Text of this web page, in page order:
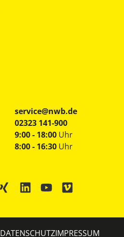
service@nwb.de
02323 141-900
9:00 - 18:00 Uhr
8:00 - 16:30 Uhr
DATENSCHUTZIMPRESSUM